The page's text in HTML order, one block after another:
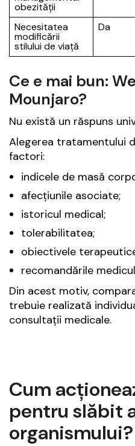
obezității
Necesitatea
modificării
stilului de viață
Da
Ce e mai bun:
Mounjaro?
Nu există un răspuns
Alegerea tratamentului
factori:
indicele de masă
afecțiunile asociate;
istoricul medical;
tolerabilitatea;
obiectivele
recomandările
Din acest motiv,
trebuie realizată
consultații medicale.
Cum
pentru slăbit
organismului?